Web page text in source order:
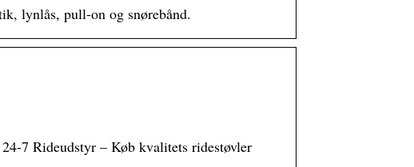
lynlås, pull-on og snørebånd.
7 Rideudstyr – Køb kvalitets ridestøvler